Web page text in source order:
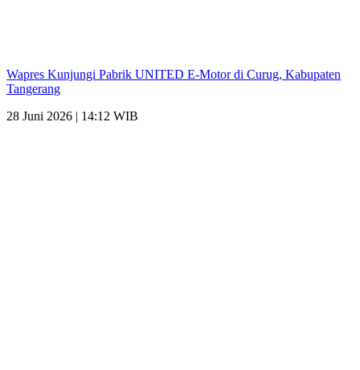
Wapres Kunjungi Pabrik UNITED E-Motor di Curug, Kabupaten
Tangerang
28 Juni 2026 | 14:12 WIB